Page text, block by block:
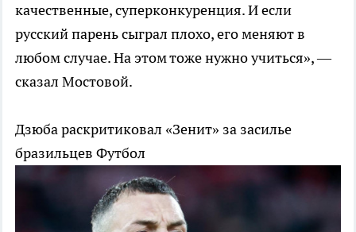
качественные, суперконкуренция. И если
русский парень сыграл плохо, его меняют в
любом случае. На этом тоже нужно учиться», —
сказал Мостовой.
Дзюба раскритиковал «Зенит» за засилье
бразильцев Футбол